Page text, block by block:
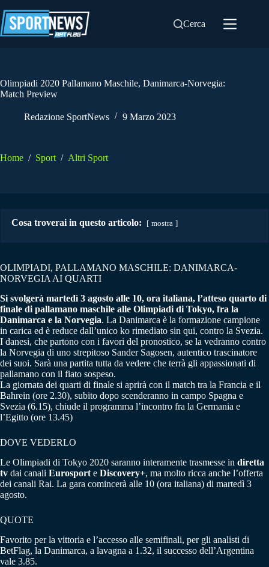
al
contenuto
Cerca
Olimpiadi 2020 Pallamano Maschile, Danimarca-Norvegia:
Match Preview
Redazione SportNews 9 Marzo 2023
Home / Sport / Altri Sport
Cosa troverai in questo articolo: mostra
OLIMPIADI, PALLAMANO MASCHILE: DANIMARCA-
NORVEGIA AI QUARTI
Si svolgerà martedì 3 agosto alle 10, ora italiana, l’atteso quarto di
finale di pallamano maschile alle Olimpiadi di Tokyo, fra la
Danimarca e la Norvegia. La Danimarca è la formazione campione
in carica ed è reduce dall’unico ko rimediato sin qui, contro la Svezia.
I danesi, che partono con i favori del pronostico, se la vedranno contro
la Norvegia di uno strepitoso Sander Sagosen, autentico trascinatore
dei suoi. Sarà una partita tutta da vedere che terrà gli appassionati di
pallamano con il fiato sospeso.
La giornata dei quarti di finale si aprirà con il match tra la Francia e il
Bahrein (ore 2.30), subito dopo scenderanno in campo Spagna e
Svezia (6.15), chiude il programma l’incontro fra la Germania e
l’Egitto (ore 13.45)
DOVE VEDERLO
Le Olimpiadi di Tokyo 2020 saranno interamente trasmesse in diretta
tv dai canali Eurosport e Discovery+, ma molto ricca anche l’offerta
dei canali Rai. La gara comincerà alle 10 (ora italiana) di martedì 3
agosto.
QUOTE
Favorito per la vittoria e l’accesso alle semifinali, per gli analisti di
BetFlag, la Danimarca, a lavagna a 1.32, il successo dell’Argentina
vale 3.85.